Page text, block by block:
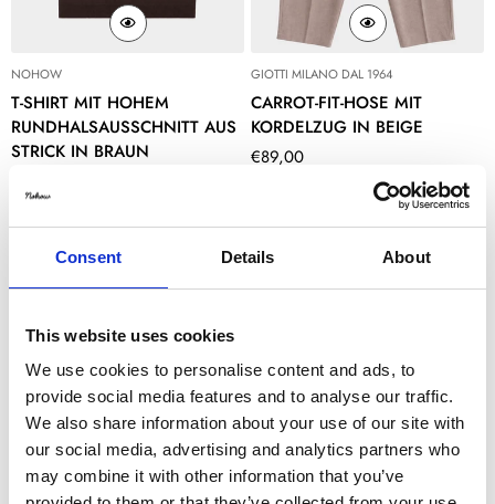
Consent Details About
This website uses cookies
We use cookies to personalise content and ads, to
provide social media features and to analyse our traffic.
We also share information about your use of our site with
our social media, advertising and analytics partners who
may combine it with other information that you’ve
NOHOW
T-SHIRT MIT HOHEM
RUNDHALSAUSSCHNITT AUS
STRICK IN BRAUN
missing:
de.products.product.price.regular_price
GIOTTI MILANO DAL 1964
CARROT-FIT-HOSE MIT
KORDELZUG IN BEIGE
Translation
€89,00